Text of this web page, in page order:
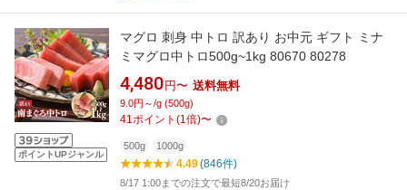
ポイントUPジャンル
マグロ 刺身 中トロ 訳あり お中元 ギフト ミナ
ミマグロ中トロ500g~1kg 80670 80278
4,480 円〜 送料無料
9.0円～/g (500g)
41ポイント (1倍)〜
500g 1000g
4.49(846件)
8/17 1:00までの注文で最短8/20お届け